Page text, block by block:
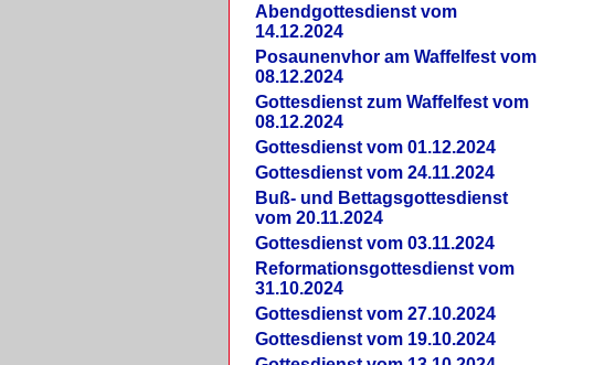
Abendgottesdienst vom
14.12.2024
Posaunenvhor am Waffelfest vom
08.12.2024
Gottesdienst zum Waffelfest vom
08.12.2024
Gottesdienst vom 01.12.2024
Gottesdienst vom 24.11.2024
Buß- und Bettagsgottesdienst
vom 20.11.2024
Gottesdienst vom 03.11.2024
Reformationsgottesdienst vom
31.10.2024
Gottesdienst vom 27.10.2024
Gottesdienst vom 19.10.2024